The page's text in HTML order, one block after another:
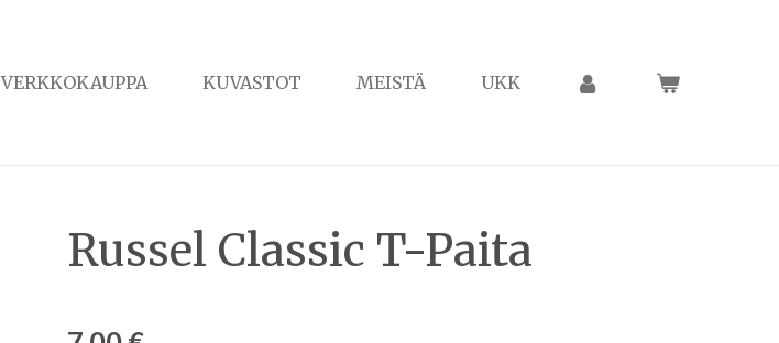
VERKKOKAUPPA KUVASTOT MEISTÄ UKK
Russel Classic T-Paita